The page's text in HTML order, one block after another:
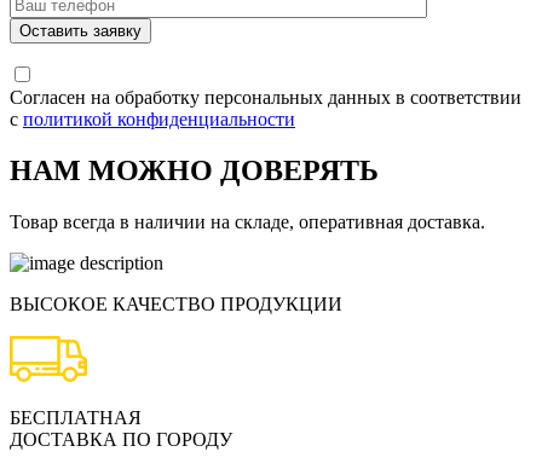
Согласен на обработку персональных данных в соответствии
с политикой конфиденциальности
НАМ МОЖНО ДОВЕРЯТЬ
Товар всегда в наличии на складе, оперативная доставка.
ВЫСОКОЕ КАЧЕСТВО ПРОДУКЦИИ
БЕСПЛАТНАЯ
ДОСТАВКА ПО ГОРОДУ